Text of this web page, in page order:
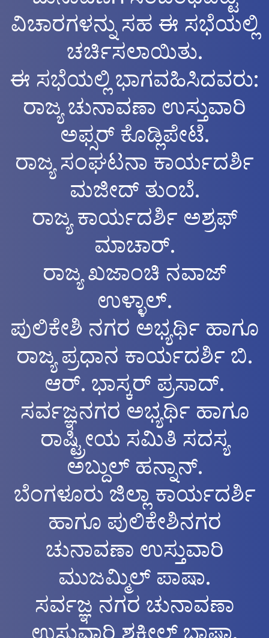
ವಿಚಾರಗಳನ್ನು ಸಹ ಈ ಸಭೆಯಲ್ಲಿ
ಚರ್ಚಿಸಲಾಯಿತು.
ಈ ಸಭೆಯಲ್ಲಿ ಭಾಗವಹಿಸಿದವರು:
ರಾಜ್ಯ ಚುನಾವಣಾ ಉಸ್ತುವಾರಿ
ಅಫ್ಸರ್ ಕೊಡ್ಲಿಪೇಟೆ.
ರಾಜ್ಯ ಸಂಘಟನಾ ಕಾರ್ಯದರ್ಶಿ
ಮಜೀದ್ ತುಂಬೆ.
ರಾಜ್ಯ ಕಾರ್ಯದರ್ಶಿ ಅಶ್ರಫ್
ಮಾಚಾರ್.
ರಾಜ್ಯ ಖಜಾಂಚಿ ನವಾಜ್
ಉಳ್ಳಾಲ್.
ಪುಲಿಕೇಶಿ ನಗರ ಅಭ್ಯರ್ಥಿ ಹಾಗೂ
ರಾಜ್ಯ ಪ್ರಧಾನ ಕಾರ್ಯದರ್ಶಿ ಬಿ.
ಆರ್. ಭಾಸ್ಕರ್ ಪ್ರಸಾದ್.
ಸರ್ವಜ್ಞನಗರ ಅಭ್ಯರ್ಥಿ ಹಾಗೂ
ರಾಷ್ಟ್ರೀಯ ಸಮಿತಿ ಸದಸ್ಯ
ಅಬ್ದುಲ್ ಹನ್ನಾನ್.
ಬೆಂಗಳೂರು ಜಿಲ್ಲಾ ಕಾರ್ಯದರ್ಶಿ
ಹಾಗೂ ಪುಲಿಕೇಶಿನಗರ
ಚುನಾವಣಾ ಉಸ್ತುವಾರಿ
ಮುಜಮ್ಮಿಲ್ ಪಾಷಾ.
ಸರ್ವಜ್ಞ ನಗರ ಚುನಾವಣಾ
ಉಸ್ತುವಾರಿ ಶಕೀಲ್ ಭಾಷಾ.